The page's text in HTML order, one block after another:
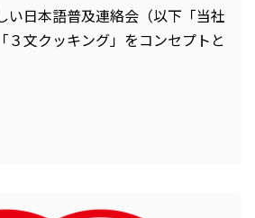
い日本語普及連絡会（以下「当社
３文クッキング」をコンセプトと